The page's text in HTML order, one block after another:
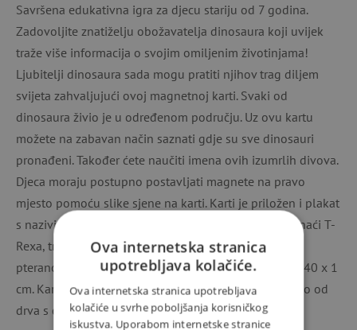
Savršena edukativna igra za djecu stariju od 7 godina.
Zadovoljite znatiželju obožavatelja dinosaura koji uvijek
traže više informacija o svojim omiljenim životinjama!
Ljubitelji dinosaura sada mogu pratiti njihov trag diljem
svijeta zahvaljujući ovoj magnetnoj karti. Svaki od
dinosaura živio je u određenom području. Uz ovu kartu
možete na zabavan način saznati gdje su sve dinosauri
pronađeni. Također ćete naučiti imena ovih izumrlih divova.
Djeca moraju postupno postavljati magnete na pravo
mjesto pomoću slike sjene na karti. Karti je priložen i plakat
s nazivima pojedinih vrsta dinosaura. Ovdje ćete pronaći T-
Rexa, triceratopsa ili manje poznate stegosaure,
pteranodone ili pterodaktile. Dimenzije karte su 65 x 40 x 1
cm. Karta se može objesiti na zid špagom. Proizvedeno od
drva s certifikatom FSC®.
Ova internetska stranica
upotrebljava kolačiće.
Ova internetska stranica upotrebljava
kolačiće u svrhe poboljšanja korisničkog
iskustva. Uporabom internetske stranice